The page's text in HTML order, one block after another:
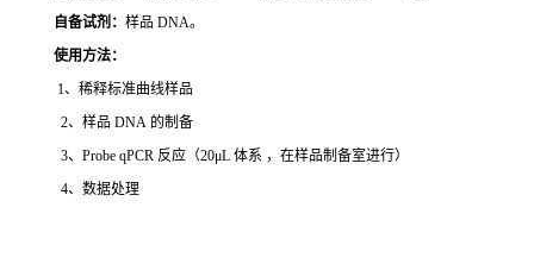
自备试剂： 样品 DNA。
使用方法：
1、稀释标准曲线样品
2、样品 DNA 的制备
3、Probe qPCR 反应（20μL 体系 ，在样品制备室进行）
4、数据处理